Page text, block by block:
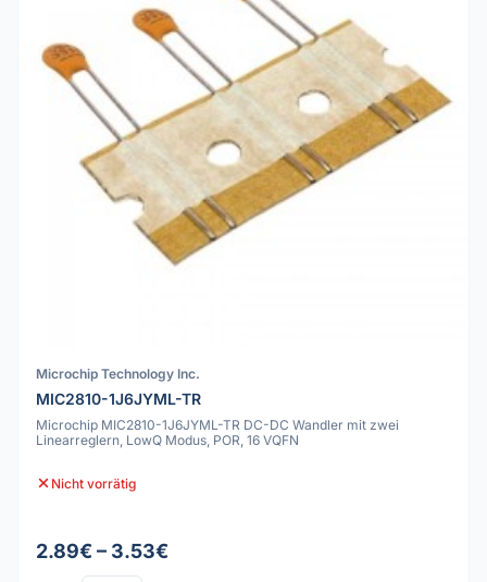
Microchip Technology Inc.
MIC2810-1J6JYML-TR
Microchip MIC2810-1J6JYML-TR DC-DC Wandler mit zwei
Linearreglern, LowQ Modus, POR, 16 VQFN
Nicht vorrätig
2.89€ – 3.53€